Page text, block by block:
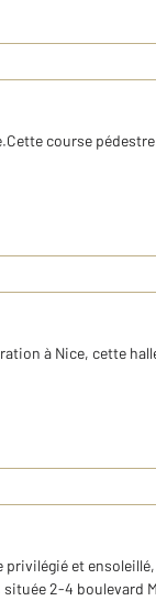
course
à Nice, cette
et
située 2-4 boulevard